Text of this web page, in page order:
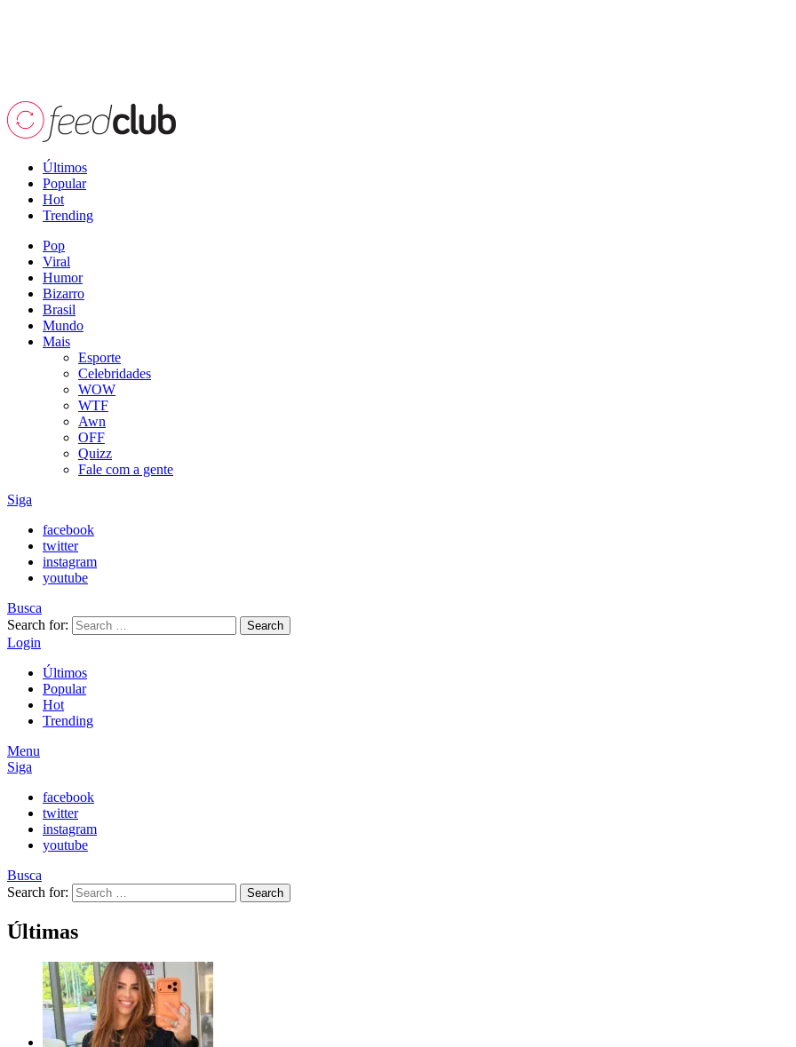
Últimos
Popular
Hot
Trending
Pop
Viral
Humor
Bizarro
Brasil
Mundo
Mais
Esporte
Celebridades
WOW
WTF
Awn
OFF
Quizz
Fale com a gente
Siga
facebook
twitter
instagram
youtube
Busca
Search for:
Search
Login
Últimos
Popular
Hot
Trending
Menu
Siga
facebook
twitter
instagram
youtube
Busca
Search for:
Search
Últimas